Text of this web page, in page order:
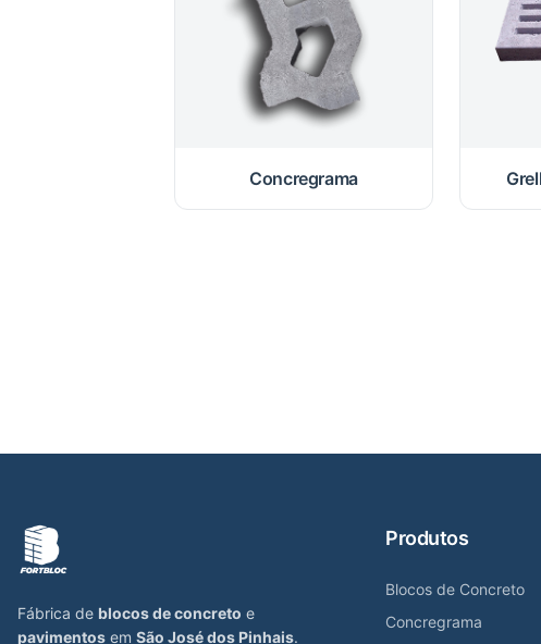
Concregrama
Fábrica de blocos de concreto e
pavimentos em São José dos Pinhais.
Produtos
Blocos de Concreto
Concregrama